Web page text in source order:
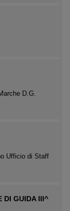
D.G.
Ufficio di Staff
DI GUIDA III^